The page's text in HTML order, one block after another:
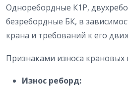
Одноребордные К1Р,
безребордные БК, в
крана и требований к его
Признаками износа крановых
Износ реборд: